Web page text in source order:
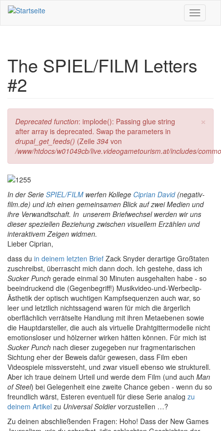
Direkt zum Inhalt
Toggle
The SPIEL/FILM Letters
#2
×
Fehlermeldung
Deprecated function: implode(): Passing glue string
after array is deprecated. Swap the parameters in
drupal_get_feeds() (Zeile 394 von
/www/htdocs/w01049cb/live.videogametourism.at/includes/
In der Serie SPIEL/FILM werfen Kollege Ciprian David(negativ-
film.de) und ich einen gemeinsamen Blick auf zwei Medien und
ihre Verwandtschaft. In unserem Briefwechsel werden wir uns
dieser speziellen Beziehung zwischen visuellem Erzählen und
interaktivem Zeigen widmen.
Lieber Ciprian,
dass du in deinem letzten Brief Zack Snyder derartige Großtaten
zuschreibst, überrascht mich dann doch. Ich gestehe, dass ich
Sucker Punch gerade einmal 30 Minuten ausgehalten habe - so
beeindruckend die (Gegenbegriff!) Musikvideo-und-Werbeclip-
Ästhetik der optisch wuchtigen Kampfsequenzen auch war, so
leer und letztlich nichtssagend waren für mich die ärgerlich
oberflächlich verrätselte Handlung mit ihren Metaebenen sowie
die Hauptdarsteller, die auch als virtuelle Drahtgittermodelle nicht
emotionsloser und hölzerner wirken hätten können. Für mich ist
Sucker Punch nach dieser zugegeben nur fragmentarischen
Sichtung eher der Beweis dafür gewesen, dass Film eben
Videospiele missversteht, und zwar visuell ebenso wie strukturell.
Aber ich traue deinem Urteil und werde dem Film (und auch Man
of Steel) bei Gelegenheit eine zweite Chance geben - wenn du so
freundlich wärst, Esteren eventuell für diese Serie analog zu
deinem Artikel zu Universal Soldiervorzustellen …?
Zu deinen abschließenden Fragen: Hoho! Dass der New Games